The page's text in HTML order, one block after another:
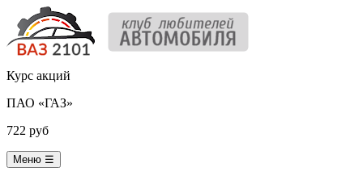
Курс акций
ПАО «ГАЗ»
722 руб
Меню ☰